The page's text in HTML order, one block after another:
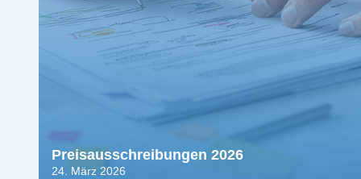
Preisausschreibungen 2026
24. März 2026